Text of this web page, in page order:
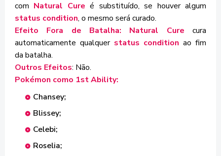
com Natural Cure é substituído, se houver algum
status condition, o mesmo será curado.
Efeito Fora de Batalha:
Natural Cure cura
automaticamente qualquer status condition ao fim
da batalha.
Outros Efeitos: Não.
Pokémon como 1st Ability:
Chansey;
Blissey;
Celebi;
Roselia;